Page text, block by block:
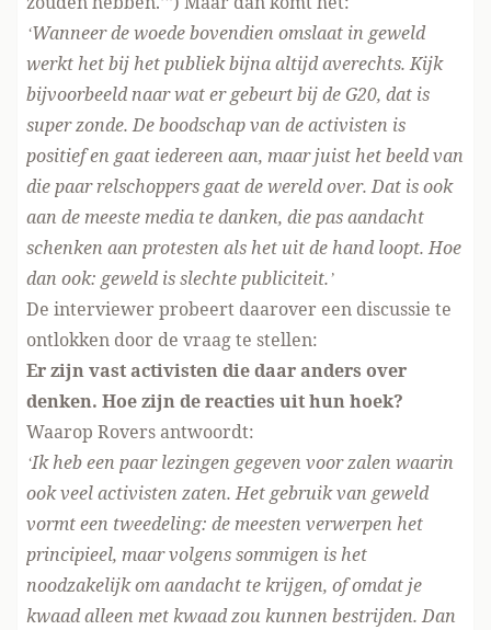
‘Wanneer de woede bovendien omslaat in geweld
werkt het bij het publiek bijna altijd averechts. Kijk
bijvoorbeeld naar wat er gebeurt bij de G20, dat is
super zonde. De boodschap van de activisten is
positief en gaat iedereen aan, maar juist het beeld van
die paar relschoppers gaat de wereld over. Dat is ook
aan de meeste media te danken, die pas aandacht
schenken aan protesten als het uit de hand loopt. Hoe
dan ook: geweld is slechte publiciteit.’
De interviewer probeert daarover een discussie te
ontlokken door de vraag te stellen:
Er zijn vast activisten die daar anders over
denken. Hoe zijn de reacties uit hun hoek?
Waarop Rovers antwoordt:
‘Ik heb een paar lezingen gegeven voor zalen waarin
ook veel activisten zaten. Het gebruik van geweld
vormt een tweedeling: de meesten verwerpen het
principieel, maar volgens sommigen is het
noodzakelijk om aandacht te krijgen, of omdat je
kwaad alleen met kwaad zou kunnen bestrijden. Dan